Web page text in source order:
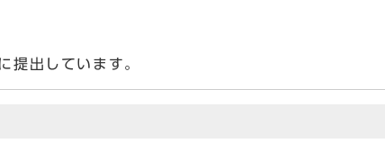
提出しています。